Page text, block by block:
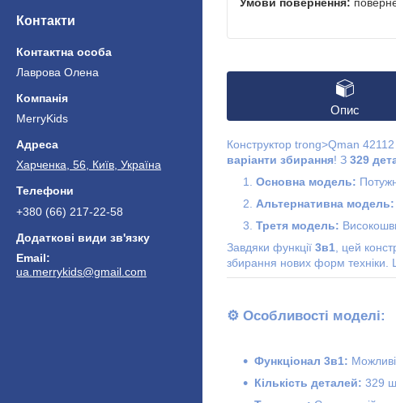
Контакти
Лаврова Олена
MerryKids
Харченка, 56, Київ, Україна
+380 (66) 217-22-58
ua.merrykids@gmail.com
Опис
Конструктор trong>Qman 42112
варіанти збирання! З 329
Основна модель:
Альтернативна модель:
Третя модель:
Завдяки функції 3в1 , цей
збирання нових форм техніки.
⚙️ Особливості моделі:
Функціонал 3в1:
Кількість деталей: 329